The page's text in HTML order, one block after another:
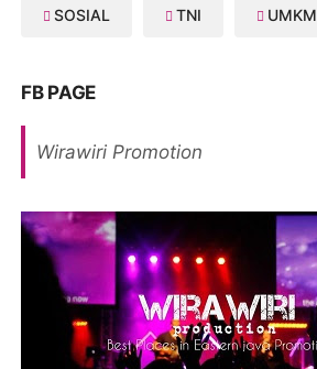
SOSIAL TNI UMKM
FB PAGE
Wirawiri Promotion